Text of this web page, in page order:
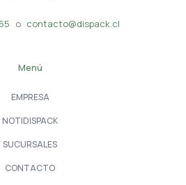
o contacto@dispack.cl
Menú
EMPRESA
NOTIDISPACK
SUCURSALES
CONTACTO